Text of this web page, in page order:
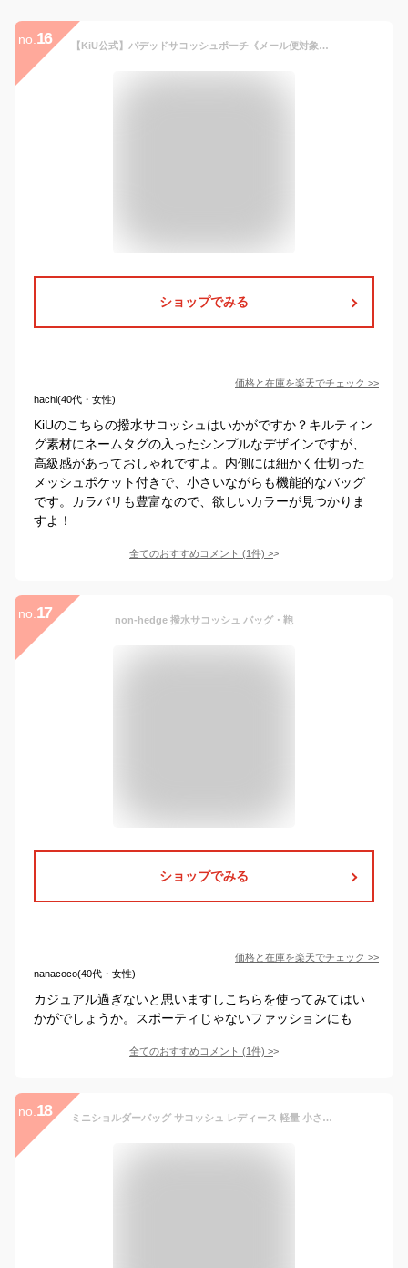
no. 16 【KiU公式】パデッドサコッシュポーチ《メール便対象》【防水 撥水 サコッシュ ショルダーバッグ ポーチ 2way キルティング おしゃれ メンズ レディース】
ショップでみる
価格と在庫を楽天でチェック >>
hachi(40代・女性)
KiUのこちらの撥水サコッシュはいかがですか？キルティン
グ素材にネームタグの入ったシンプルなデザインですが、
高級感があっておしゃれですよ。内側には細かく仕切った
メッシュポケット付きで、小さいながらも機能的なバッグ
です。カラバリも豊富なので、欲しいカラーが見つかりま
すよ！
全てのおすすめコメント (1件) >
no. 17 non-hedge 撥水サコッシュ バッグ・鞄
ショップでみる
価格と在庫を楽天でチェック >>
nanacoco(40代・女性)
カジュアル過ぎないと思いますしこちらを使ってみてはい
かがでしょうか。スポーティじゃないファッションにも
全てのおすすめコメント (1件) >
no. 18 ミニショルダーバッグ サコッシュ レディース 軽量 小さめ ナイロン 斜めがけ ショルダー 撥水 肩掛け 旅行 ポシェット 鞄 バッグ 軽い 斜め掛け トラベル アウトドア 薄型 肩掛け カジュアル